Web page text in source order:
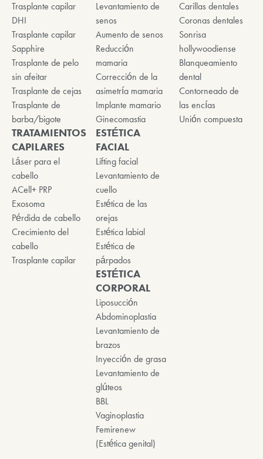
Trasplante capilar
DHI
Trasplante capilar
Sapphire
Trasplante de pelo
sin afeitar
Trasplante de cejas
Trasplante de
barba/bigote
TRATAMIENTOS
CAPILARES
Láser para el
cabello
ACell+ PRP
Exosoma
Pérdida de cabello
Crecimiento del
cabello
Trasplante capilar
Levantamiento de
senos
Aumento de senos
Reducción
mamaria
Corrección de la
asimetría mamaria
Implante mamario
Ginecomastia
ESTÉTICA
FACIAL
Lifting facial
Levantamiento de
cuello
Estética de las
orejas
Estética labial
Estética de
párpados
ESTÉTICA
CORPORAL
Liposucción
Abdominoplastia
Levantamiento de
brazos
Inyección de grasa
Levantamiento de
glúteos
BBL
Vaginoplastia
Femirenew
(Estética genital)
Carillas dentales
Coronas dentales
Sonrisa
hollywoodiense
Blanqueamiento
dental
Contorneado de
las encías
Unión compuesta